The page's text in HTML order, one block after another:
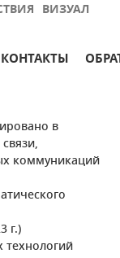
ВИЗУАЛ
КОНТАКТЫ
в
коммуникаций
г.)